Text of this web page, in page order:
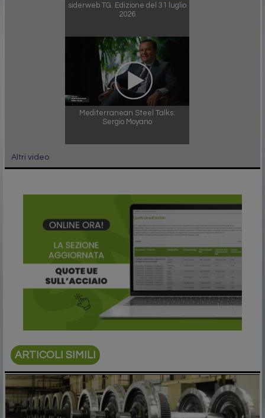
siderweb TG. Edizione del 31 luglio
2026
Mediterranean Steel Talks:
Sergio Moyano
Altri video
ARTICOLI SIMILI